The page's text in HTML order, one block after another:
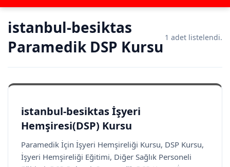
istanbul-besiktas
Paramedik DSP Kursu 1 adet listelendi.
istanbul-besiktas İşyeri
Hemşiresi(DSP) Kursu
Paramedik İçin İşyeri Hemşireliği Kursu, DSP Kursu,
İşyeri Hemşireliği Eğitimi, Diğer Sağlık Personeli